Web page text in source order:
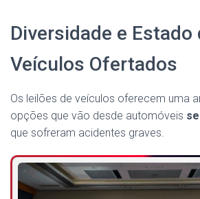
Diversidade e Estado
Veículos Ofertados
Os leilões de veículos oferecem uma
opções que vão desde automóveis
que sofreram acidentes graves.